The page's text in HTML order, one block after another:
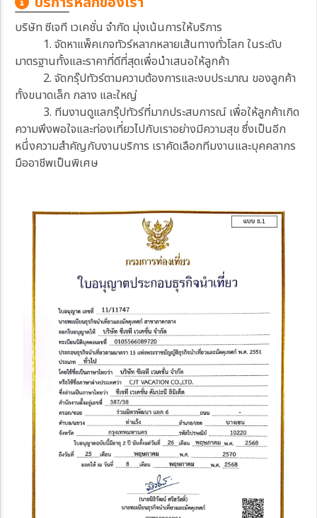
บริษัท ซีเจที เวเคชั่น จำกัด มุ่งเน้นการให้บริการ
1. จัดหาแพ็คเกจทัวร์หลากหลายเส้นทางทั่วโลก ในระดับ
มาตรฐานทั้งและราคาที่ดีที่สุดเพื่อนำเสนอให้ลูกค้า
2. จัดกรุ๊ปทัวร์ตามความต้องการและงบประมาณ ของลูกค้า
ทั้งขนาดเล็ก กลาง และใหญ่
3. ทีมงานดูแลกรุ๊ปทัวร์ที่มากประสบการณ์ เพื่อให้ลูกค้าเกิด
ความพึงพอใจและท่องเที่ยวไปกับเราอย่างมีความสุข ซึ่งเป็นอีก
หนึ่งความสำคัญกับงานบริการ เราคัดเลือกทีมงานและบุคคลากร
มืออาชีพเป็นพิเศษ